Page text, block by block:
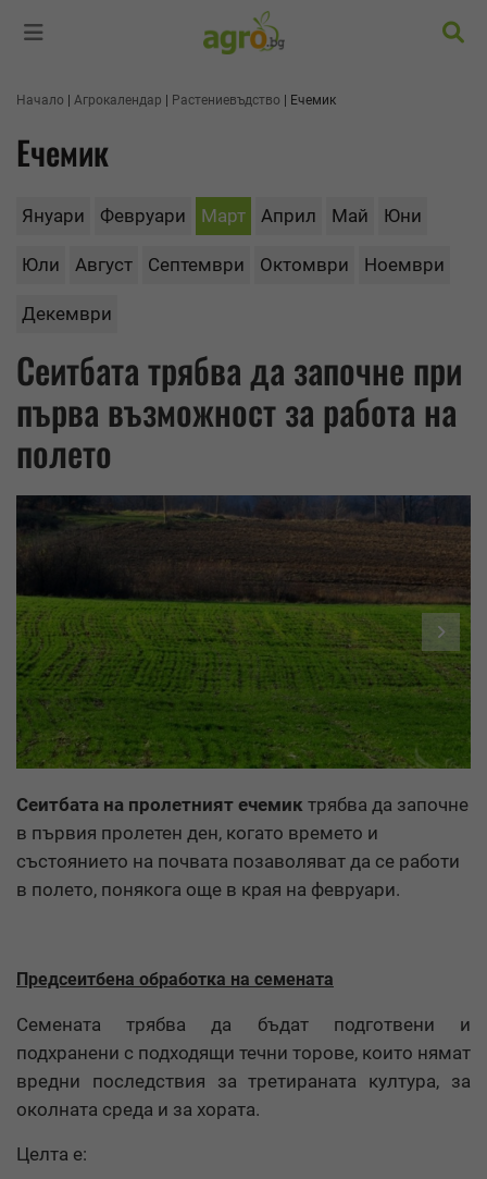
Начало Агрокалендар Растениевъдство Ечемик
Ечемик
Януари Февруари Март Април Май Юни
Юли Август Септември Октомври Ноември
Декември
Сеитбата трябва да започне при
първа възможност за работа на
полето
›
Сеитбата на пролетният ечемик трябва да започне
в първия пролетен ден, когато времето и
състоянието на почвата позаволяват да се работи
в полето, понякога още в края на февруари.
Предсеитбена обработка на семената
Семената трябва да бъдат подготвени и
подхранени с подходящи течни торове, които нямат
вредни последствия за третираната култура, за
околната среда и за хората.
Целта е: